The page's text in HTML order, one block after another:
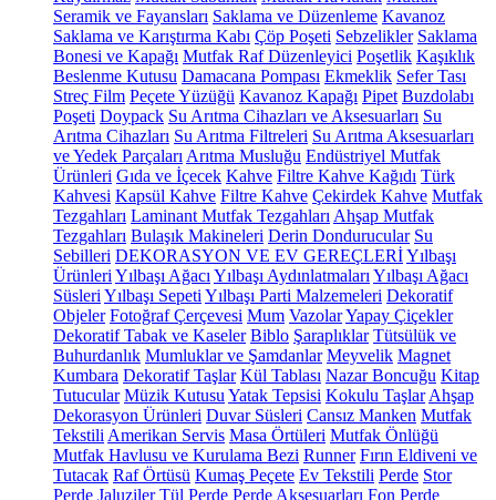
Seramik ve Fayansları Saklama ve Düzenleme Kavanoz
Saklama ve Karıştırma Kabı Çöp Poşeti Sebzelikler Saklama
Bonesi ve Kapağı Mutfak Raf Düzenleyici Poşetlik Kaşıklık
Beslenme Kutusu Damacana Pompası Ekmeklik Sefer Tası
Streç Film Peçete Yüzüğü Kavanoz Kapağı Pipet Buzdolabı
Poşeti Doypack Su Arıtma Cihazları ve Aksesuarları Su
Arıtma Cihazları Su Arıtma Filtreleri Su Arıtma Aksesuarları
ve Yedek Parçaları Arıtma Musluğu Endüstriyel Mutfak
Ürünleri Gıda ve İçecek Kahve Filtre Kahve Kağıdı Türk
Kahvesi Kapsül Kahve Filtre Kahve Çekirdek Kahve Mutfak
Tezgahları Laminant Mutfak Tezgahları Ahşap Mutfak
Tezgahları Bulaşık Makineleri Derin Dondurucular Su
Sebilleri DEKORASYON VE EV GEREÇLERİYılbaşı
Ürünleri Yılbaşı Ağacı Yılbaşı Aydınlatmaları Yılbaşı Ağacı
Süsleri Yılbaşı Sepeti Yılbaşı Parti Malzemeleri Dekoratif
Objeler Fotoğraf Çerçevesi Mum VazolarYapay Çiçekler
Dekoratif Tabak ve Kaseler Biblo Şaraplıklar Tütsülük ve
Buhurdanlık Mumluklar ve Şamdanlar Meyvelik Magnet
Kumbara Dekoratif Taşlar Kül Tablası Nazar Boncuğu Kitap
Tutucular Müzik Kutusu Yatak Tepsisi Kokulu Taşlar Ahşap
Dekorasyon Ürünleri Duvar Süsleri Cansız Manken Mutfak
Tekstili Amerikan Servis Masa Örtüleri Mutfak Önlüğü
Mutfak Havlusu ve Kurulama Bezi Runner Fırın Eldiveni ve
Tutacak Raf Örtüsü Kumaş Peçete Ev Tekstili Perde Stor
Perde Jaluziler Tül Perde Perde Aksesuarları Fon Perde